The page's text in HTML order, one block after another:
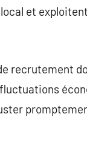
et
recrutement